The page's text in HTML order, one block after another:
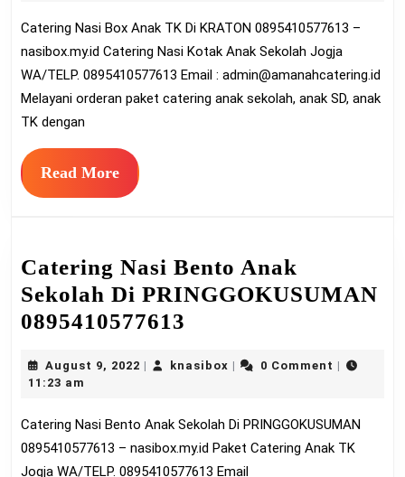
TK
Di
KRATON
Catering Nasi Box Anak TK Di KRATON 0895410577613 –
nasibox.my.id Catering Nasi Kotak Anak Sekolah Jogja
WA/TELP. 0895410577613 Email : admin@amanahcatering.id
Melayani orderan paket catering anak sekolah, anak SD, anak
TK dengan
Read MoreRead
More
Catering Nasi Bento Anak
Sekolah Di PRINGGOKUSUMAN
0895410577613
Bento
Sekolah
Di
August 9, 2022 Augustknasiboxknasibox0 Comment
11:23 am
Catering Nasi Bento Anak Sekolah Di PRINGGOKUSUMAN
0895410577613 – nasibox.my.id Paket Catering Anak TK
Jogja WA/TELP. 0895410577613 Email